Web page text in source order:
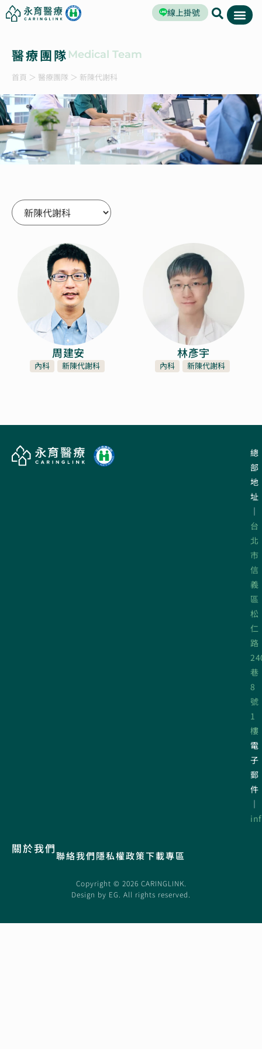
線上掛號
醫療團隊 Medical Team
首頁 ＞ 醫療團隊 ＞ 新陳代謝科
周建安
內科 新陳代謝科
林彥宇
內科 新陳代謝科
總
部
地
址
｜
台
北
市
信
義
區
松
仁
路
巷
8
號
1
樓
電
子
郵
件
｜
關於我們
聯絡我們隱私權政策下載專區
Copyright © 2026 CARINGLINK.
Design by EG . All rights reserved.